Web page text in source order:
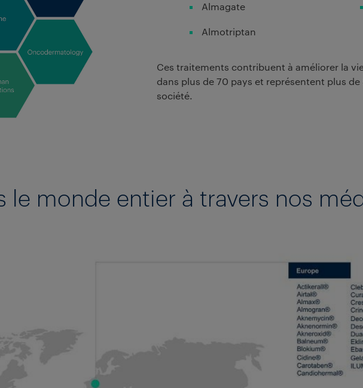
Almagate
Almotriptan
Ces traitements contribuent à améliorer la
dans plus de 70 pays et représentent plus de
société.
le monde entier à travers nos